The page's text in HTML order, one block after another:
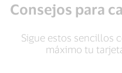
Consejos para
Sigue estos sencillos
máximo tu